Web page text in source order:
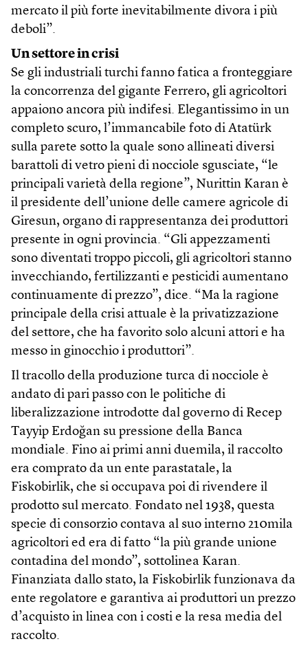
mercato il più forte inevitabilmente divora i più
deboli”.
Un settore in crisi
Se gli industriali turchi fanno fatica a fronteggiare
la concorrenza del gigante Ferrero, gli agricoltori
appaiono ancora più indifesi. Elegantissimo in un
completo scuro, l’immancabile foto di Atatürk
sulla parete sotto la quale sono allineati diversi
barattoli di vetro pieni di nocciole sgusciate, “le
principali varietà della regione”, Nurittin Karan è
il presidente dell’unione delle camere agricole di
Giresun, organo di rappresentanza dei produttori
presente in ogni provincia. “Gli appezzamenti
sono diventati troppo piccoli, gli agricoltori stanno
invecchiando, fertilizzanti e pesticidi aumentano
continuamente di prezzo”, dice. “Ma la ragione
principale della crisi attuale è la privatizzazione
del settore, che ha favorito solo alcuni attori e ha
messo in ginocchio i produttori”.
Il tracollo della produzione turca di nocciole è
andato di pari passo con le politiche di
liberalizzazione introdotte dal governo di Recep
Tayyip Erdoğan su pressione della Banca
mondiale. Fino ai primi anni duemila, il raccolto
era comprato da un ente parastatale, la
Fiskobirlik, che si occupava poi di rivendere il
prodotto sul mercato. Fondato nel 1938, questa
specie di consorzio contava al suo interno 210mila
agricoltori ed era di fatto “la più grande unione
contadina del mondo”, sottolinea Karan.
Finanziata dallo stato, la Fiskobirlik funzionava da
ente regolatore e garantiva ai produttori un prezzo
d’acquisto in linea con i costi e la resa media del
raccolto.